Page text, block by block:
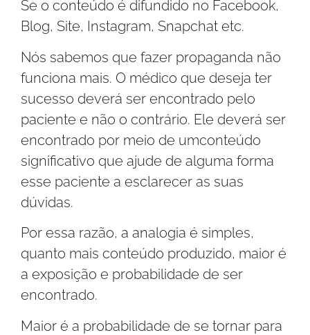
Se o conteúdo é difundido no Facebook,
Blog, Site, Instagram, Snapchat etc.
Nós sabemos que fazer propaganda não
funciona mais. O médico que deseja ter
sucesso deverá ser encontrado pelo
paciente e não o contrário. Ele deverá ser
encontrado por meio de umconteúdo
significativo que ajude de alguma forma
esse paciente a esclarecer as suas
dúvidas.
Por essa razão, a analogia é simples,
quanto mais conteúdo produzido, maior é
a exposição e probabilidade de ser
encontrado.
Maior é a probabilidade de se tornar para